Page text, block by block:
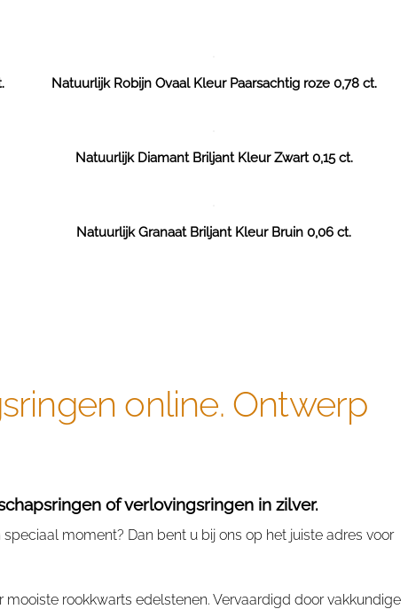
Natuurlijk Robijn Ovaal Kleur Paarsachtig roze 0,78 ct.
Natuurlijk Diamant Briljant Kleur Zwart 0,15 ct.
Natuurlijk Granaat Briljant Kleur Bruin 0,06 ct.
online. Ontwerp
of verlovingsringen in zilver.
moment? Dan bent u bij ons op het juiste adres voor
rookkwarts edelstenen. Vervaardigd door vakkundige